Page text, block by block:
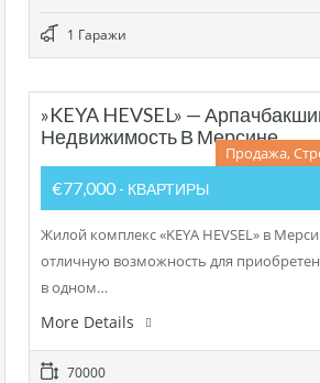
1 Гаражи
»KEYA HEVSEL» —
Недвижимость В Мерсине
Продажа,
€77,000 - КВАРТИРЫ
Жилой комплекс «KEYA HEVSEL» в
отличную возможность для
в одном…
More Details
70000